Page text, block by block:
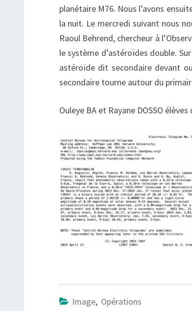
planétaire M76. Nous l’avons
la nuit. Le mercredi suivant nous
Raoul Behrend, chercheur à
le système d’astéroïdes double.
astéroïde dit secondaire devant
secondaire tourne autour du
Ouleye BA et Rayane DOSSO
Image, Opérations